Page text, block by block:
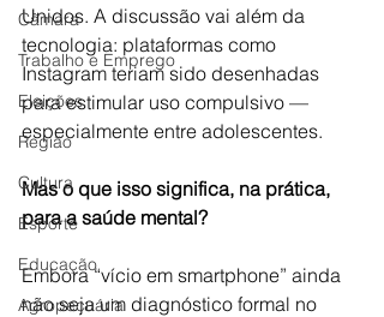
Câmara
Trabalho e Emprego
Eleições
Região
Cultura
Esporte
Educação
Agropecuária
Unidos. A discussão vai além da
tecnologia: plataformas como
Instagram teriam sido desenhadas
para estimular uso compulsivo —
especialmente entre adolescentes.
Mas o que isso significa, na prática,
para a saúde mental?
Embora “vício em smartphone” ainda
não seja um diagnóstico formal no